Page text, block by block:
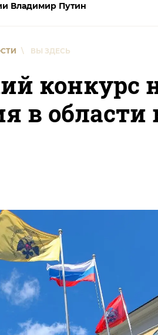
Владимир Путин
\ ВЫ ЗДЕСЬ
конкурс
в области